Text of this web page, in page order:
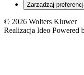
Zarządzaj
© 2026 Wolters Kluwer
Realizacja Ideo Powered